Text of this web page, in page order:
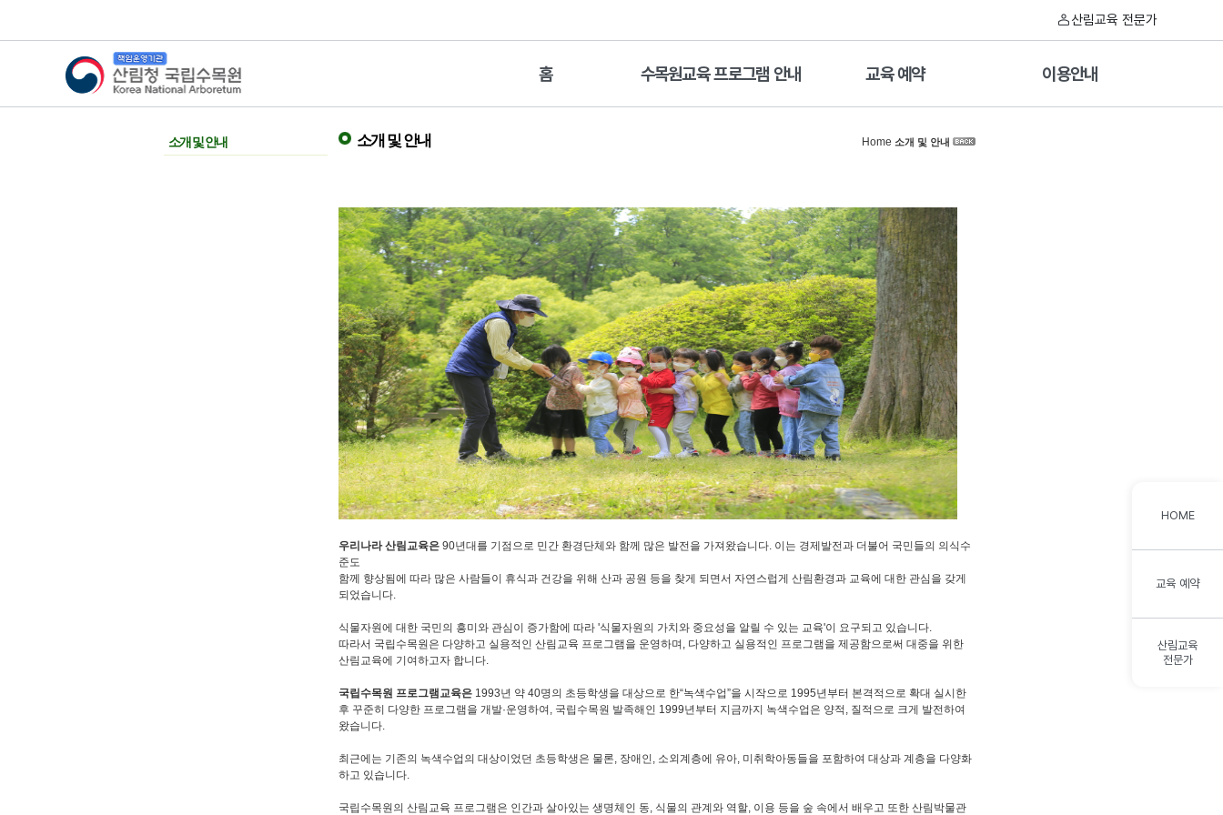
산림교육 전문가
산림청 국립수목원
홈 수목원교육 프로그램 안내 교육 예약 이용안내
소개 및 안내 Home 소개 및 안내
소개 및 안내
우리나라 산림교육은90년대를 기점으로 민간 환경단체와 함께 많은 발전을 가져왔습니다. 이는 경제발전과 더불어 국민들의 의식수
준도
함께 향상됨에 따라 많은 사람들이 휴식과 건강을 위해 산과 공원 등을 찾게 되면서 자연스럽게 산림환경과 교육에 대한 관심을 갖게
되었습니다.
식물자원에 대한 국민의 흥미와 관심이 증가함에 따라 '식물자원의 가치와 중요성을 알릴 수 있는 교육'이 요구되고 있습니다.
따라서 국립수목원은 다양하고 실용적인 산림교육 프로그램을 운영하며, 다양하고 실용적인 프로그램을 제공함으로써 대중을 위한
산림교육에 기여하고자 합니다.
국립수목원 프로그램교육은1993년 약 40명의 초등학생을 대상으로 한“녹색수업”을 시작으로 1995년부터 본격적으로 확대 실시한
후 꾸준히 다양한 프로그램을 개발·운영하여, 국립수목원 발족해인 1999년부터 지금까지 녹색수업은 양적, 질적으로 크게 발전하여
왔습니다.
최근에는 기존의 녹색수업의 대상이었던 초등학생은 물론, 장애인, 소외계층에 유아, 미취학아동들을 포함하여 대상과 계층을 다양화
하고 있습니다.
국립수목원의 산림교육 프로그램은 인간과 살아있는 생명체인 동, 식물의 관계와 역할, 이용 등을 숲 속에서 배우고 또한 산림박물관
HOME
교육 예약
산림교육
전문가